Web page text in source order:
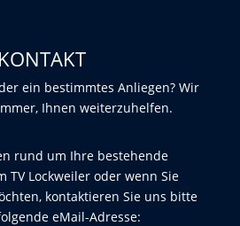
KONTAKT
ein bestimmtes Anliegen? Wir
Ihnen weiterzuhelfen.
rund um Ihre bestehende
TV Lockweiler oder wenn Sie
kontaktieren Sie uns bitte
eMail-Adresse: